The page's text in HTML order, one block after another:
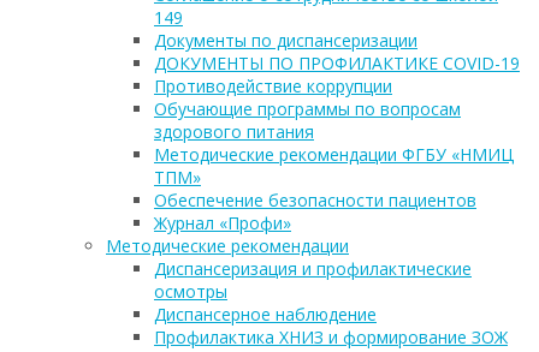
149
Документы по диспансеризации
ДОКУМЕНТЫ ПО ПРОФИЛАКТИКЕ COVID-19
Противодействие коррупции
Обучающие программы по вопросам
здорового питания
Методические рекомендации ФГБУ «НМИЦ
ТПМ»
Обеспечение безопасности пациентов
Журнал «Профи»
Методические рекомендации
Диспансеризация и профилактические
осмотры
Диспансерное наблюдение
Профилактика ХНИЗ и формирование ЗОЖ